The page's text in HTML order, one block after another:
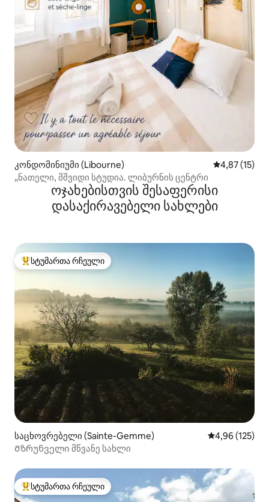
კონდომინიუმი (Libourne) საშუალო
4,87 (15)
„ნათელი, მშვიდი სტუდია. ლიბურნის ცენტრი
ოჯახებისთვის შესაფერისი
დასაქირავებელი სახლები
სტუმართა რჩეული მოწინავე ვარიანტი
სტუმართა რჩეული
საცხოვრებელი (Sainte-Gemme) საშუალო
4,96 (125)
Მზრუნველი მწვანე სახლი
სტუმართა რჩეული მოწინავე ვარიანტი
სტუმართა რჩეული